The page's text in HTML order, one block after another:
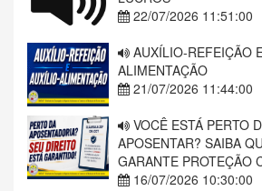
reajustes com ganhos acima da
10,3% conseguiram resultados
iguais ao índice inflacionário; e
alcançaram a recomposição
período.
“O quadro mantém-se
distribuição dos resultados por
22/07/2026 11:51:00
AUXÍLIO-REFEIÇÃO
ALIMENTAÇÃO
21/07/2026 11:44:00
VOCÊ ESTÁ PERTO
APOSENTAR? SAIBA
GARANTE PROTEÇÃO
16/07/2026 10:30:00